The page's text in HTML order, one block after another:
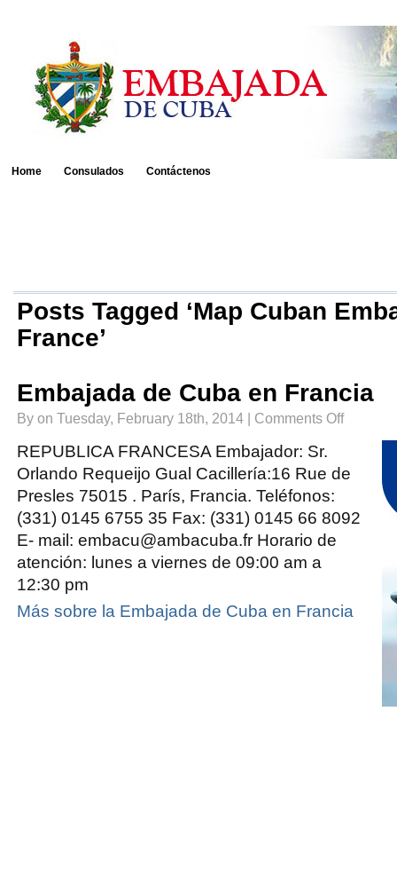
Home Consulados Contáctenos
Posts Tagged ‘Map Cuban
France’
Embajada de Cuba en Francia
By on Tuesday, February 18th, 2014 | Comments Offon
REPUBLICA FRANCESA Embajador: Sr.
Orlando Requeijo Gual Cacillería:16 Rue de
Presles 75015 . París, Francia. Teléfonos:
(331) 0145 6755 35 Fax: (331) 0145 66 8092
E- mail: embacu@ambacuba.fr Horario de
atención: lunes a viernes de 09:00 am a
12:30 pm
Más sobre la Embajada de Cuba en Francia